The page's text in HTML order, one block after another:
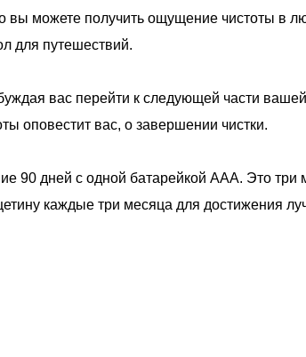
вы можете получить ощущение чистоты в
для путешествий.
вас перейти к следующей части
оповестит вас, о завершении чистки.
90 дней с одной батарейкой AAA. Это три
каждые три месяца для достижения